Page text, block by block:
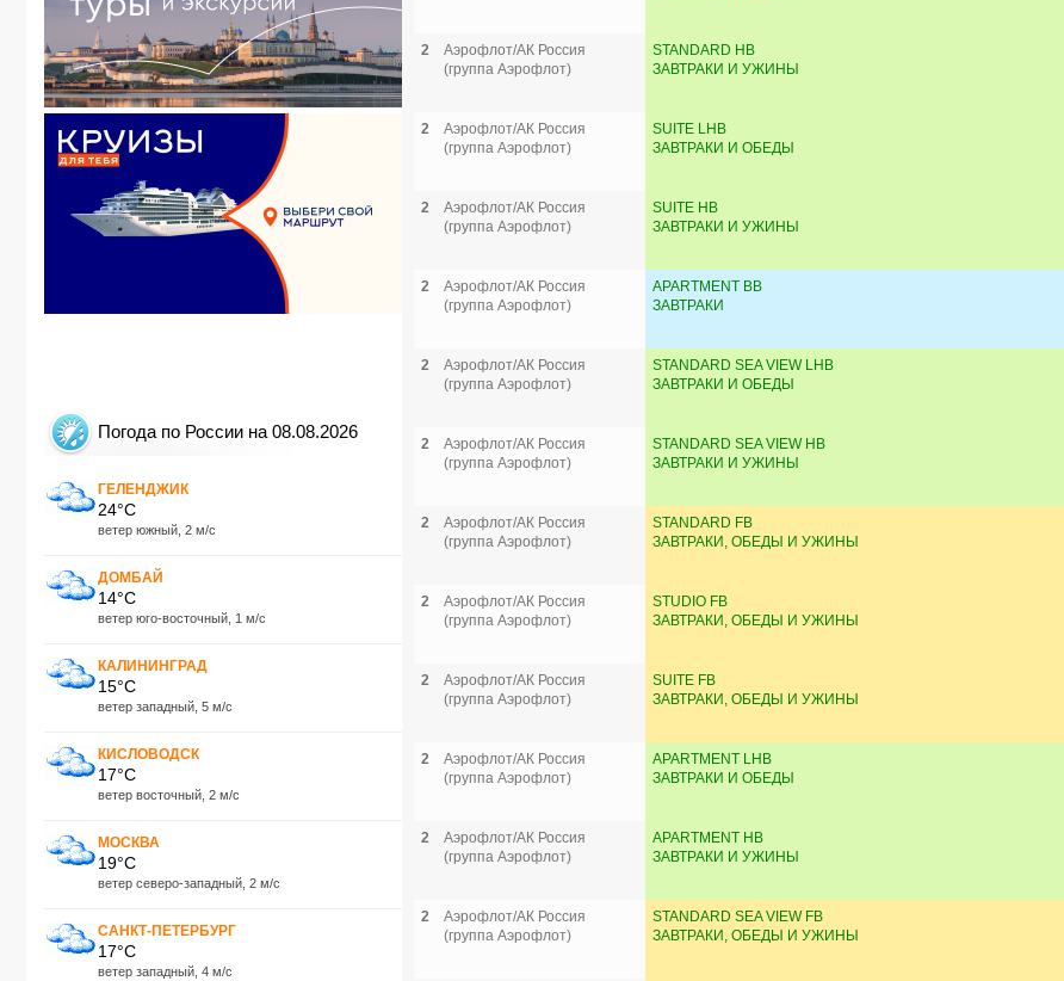
Погода по России на 08.08.2026
ГЕЛЕНДЖИК
24°C
ветер южный, 2 м/с
ДОМБАЙ
14°C
ветер юго-восточный, 1 м/с
КАЛИНИНГРАД
15°C
ветер западный, 5 м/с
КИСЛОВОДСК
17°C
ветер восточный, 2 м/с
МОСКВА
19°C
ветер северо-западный, 2 м/с
САНКТ-ПЕТЕРБУРГ
17°C
ветер западный, 4 м/с
2
Аэрофлот/АК Россия
(группа Аэрофлот)
STANDARD HB
ЗАВТРАКИ И УЖИНЫ
2
Аэрофлот/АК Россия
(группа Аэрофлот)
SUITE LHB
ЗАВТРАКИ И ОБЕДЫ
2
Аэрофлот/АК Россия
(группа Аэрофлот)
SUITE HB
ЗАВТРАКИ И УЖИНЫ
2
Аэрофлот/АК Россия
(группа Аэрофлот)
APARTMENT BB
ЗАВТРАКИ
2
Аэрофлот/АК Россия
(группа Аэрофлот)
STANDARD SEA VIEW LHB
ЗАВТРАКИ И ОБЕДЫ
2
Аэрофлот/АК Россия
(группа Аэрофлот)
STANDARD SEA VIEW HB
ЗАВТРАКИ И УЖИНЫ
2
Аэрофлот/АК Россия
(группа Аэрофлот)
STANDARD FB
ЗАВТРАКИ, ОБЕДЫ И УЖИНЫ
2
Аэрофлот/АК Россия
(группа Аэрофлот)
STUDIO FB
ЗАВТРАКИ, ОБЕДЫ И УЖИНЫ
2
Аэрофлот/АК Россия
(группа Аэрофлот)
SUITE FB
ЗАВТРАКИ, ОБЕДЫ И УЖИНЫ
2
Аэрофлот/АК Россия
(группа Аэрофлот)
APARTMENT LHB
ЗАВТРАКИ И ОБЕДЫ
2
Аэрофлот/АК Россия
(группа Аэрофлот)
APARTMENT HB
ЗАВТРАКИ И УЖИНЫ
2
Аэрофлот/АК Россия
(группа Аэрофлот)
STANDARD SEA VIEW FB
ЗАВТРАКИ, ОБЕДЫ И УЖИНЫ